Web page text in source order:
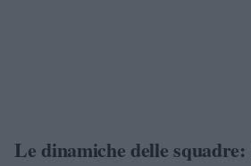
Le dinamiche delle squadre: